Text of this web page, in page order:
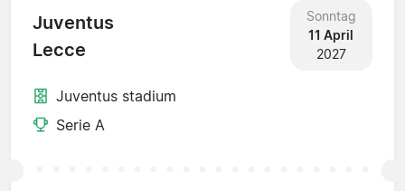
Juventus
Lecce
Sonntag
11 April
2027
Juventus stadium
Serie A